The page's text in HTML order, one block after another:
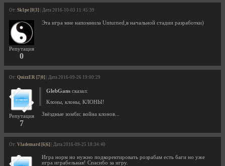
От: Sk1pe [0|3] | Дата 2016-10-03 11:45:39
Репутация
0
Эта игра мне напомнила Unturned,в начальной стадии разработки)
От: QuizzER [7|0] | Дата 2016-09-26 19:00:29
Репутация
7
GlebGans сказал:
Клоны, клоны, КЛОНЫ!
Звёздные зомби: война клонов...
От: Vlademard [6|6] | Дата 2016-09-25 18:34:40
Игра норм но нужно подкоректировать розрабам есть баги но уже
игра играбельная! Спасибо за игру.